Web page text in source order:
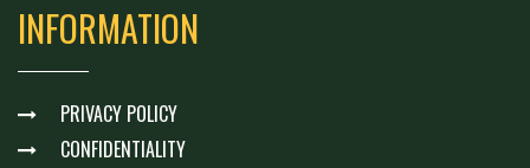
INFORMATION
PRIVACY POLICY
CONFIDENTIALITY